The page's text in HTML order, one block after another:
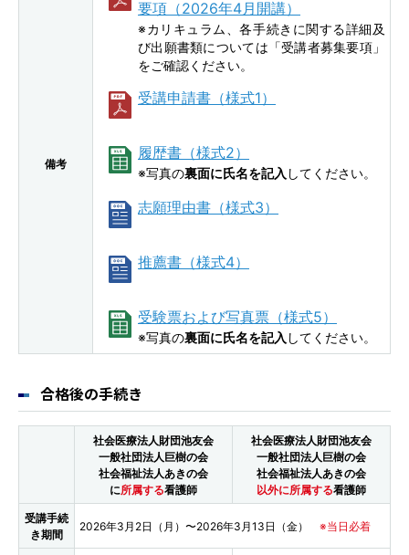
備考
要項（2026年4月開講）
※カリキュラム、各手続きに関する詳細及
び出願書類については「受講者募集要項」
をご確認ください。
受講申請書（様式1）
履歴書（様式2）
※写真の裏面に氏名を記入 してください。
志願理由書（様式3）
推薦書（様式4）
受験票および写真票（様式5）
※写真の裏面に氏名を記入 してください。
合格後の手続き
社会医療法人財団池友会
一般社団法人巨樹の会
社会福祉法人あきの会
に所属する看護師
社会医療法人財団池友会
一般社団法人巨樹の会
社会福祉法人あきの会
以外に所属する看護師
受講手続
き期間
2026年3月2日（月）〜2026年3月13日（金） ※当日必着